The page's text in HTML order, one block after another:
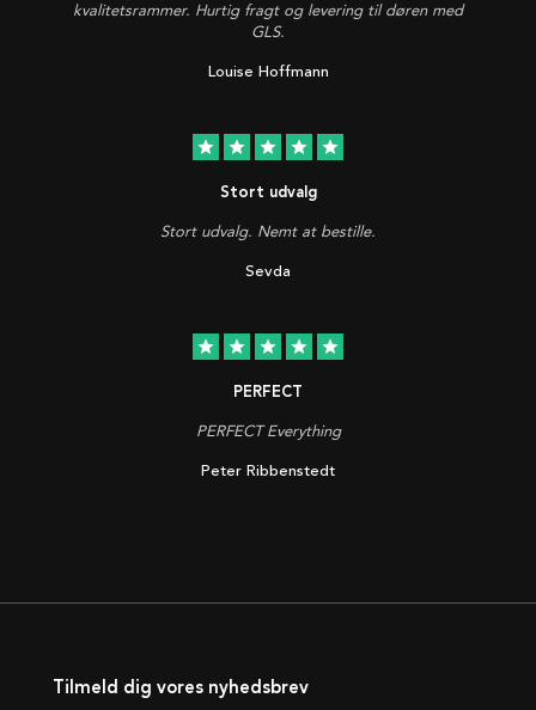
kvalitetsrammer. Hurtig fragt og levering til døren med
GLS.
Louise Hoffmann
star star star star star
Stort udvalg
Stort udvalg. Nemt at bestille.
Sevda
star star star star star
PERFECT
PERFECT Everything
Peter Ribbenstedt
Tilmeld dig vores nyhedsbrev